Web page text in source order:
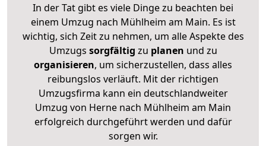
In der Tat gibt es viele Dinge zu beachten bei
einem Umzug nach Mühlheim am Main. Es ist
wichtig, sich Zeit zu nehmen, um alle Aspekte des
Umzugs sorgfältig zu planen und zu
organisieren, um sicherzustellen, dass alles
reibungslos verläuft. Mit der richtigen
Umzugsfirma kann ein deutschlandweiter
Umzug von Herne nach Mühlheim am Main
erfolgreich durchgeführt werden und dafür
sorgen wir.